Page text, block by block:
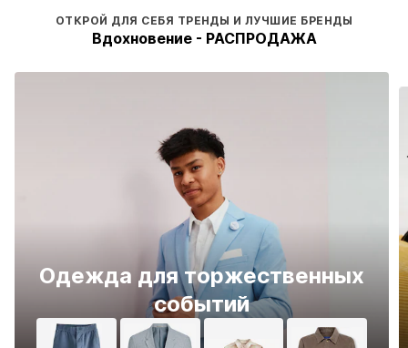
ОТКРОЙ ДЛЯ СЕБЯ ТРЕНДЫ И ЛУЧШИЕ БРЕНДЫ
Вдохновение - РАСПРОДАЖА
Одежда для торжественных
событий